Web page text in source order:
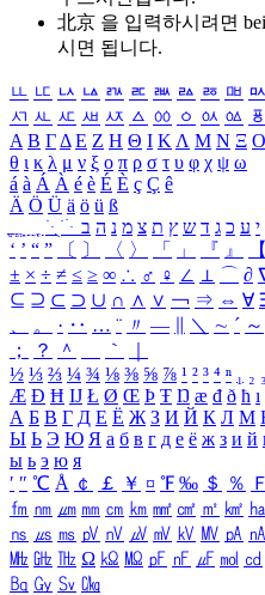
北京 을 입력하시려면
시면 됩니다.
ㅥ ㅦ ㅧ ㅨ ㅩ ㅪ ㅫ ㅬ ㅭ ㅮ ㅯ
ㅺ ㅻ ㅼ ㅽ ㅾ ㅿ ㆀ ㆁ ㆂ ㆃ ㆄ
Α Β ΓΔ Ε Ζ Η Θ Ι ΚΛ Μ Ν Ξ Ο
θ ι κ λ μ ν ξ ο π ρ σ τ υ φ χ ψ ω
á à Á À é è É È ç Ç ê
Ä Ö Ü ä ö ü ß
ִֶֹ ֻּ ׁׂ י ע כ ג ד ש ץ ת צ מ נ ה ב
‘ ’ “ ” 〔 〕 〈 〉 「 」 『 』 【
± × ÷ ≠ ≤ ≥ ∞ ∴ ♂ ♀ ∠ ⊥ ⌒ ∂
⊆ ⊇ ⊂ ⊃ ∪ ∩ ∧ ∨ ￢ ⇒ ⇔ ∀
、
。 · ‥ … ¨ 〃 ― ＼ ∼ ´ ～
；
？ ＾ ｀
½ ⅓ ⅔ ¼ ¾ ⅛ ⅜ ⅝ ⅞ ¹ ² ³ ⁴ ⁿ ₁ ₂ ₃
Æ Ð Ħ Ĳ Ł Ø Œ Þ Ŧ Ŋ æ đ ð ħ ı
А Б В Г Д Е Ё Ж З И Й К Л М
Ы Ь Э Ю Я а б в г д е ё ж з и й
ы ь э ю я
′ ″ ℃ Å ￠ ￡ ￥ ¤ ℉ ‰ ＄ ％ Ｆ
㎙ ㎚ ㎛ ㎜ ㎝ ㎞ ㎟ ㎠ ㎡ ㎢ ㏊
㎱ ㎲ ㎳ ㎴ ㎵ ㎶ ㎷ ㎸ ㎹ ㎀ ㎁
㎒ ㎓ ㎔ Ω ㏀ ㏁ ㎊ ㎋ ㎌ ㏖ ㏅
㏃ ㏉ ㏜ ㏆